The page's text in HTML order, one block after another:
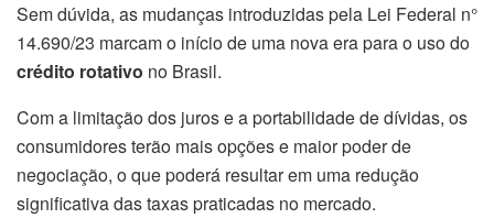
Sem dúvida, as mudanças introduzidas pela Lei Federal n°
14.690/23 marcam o início de uma nova era para o uso do
crédito rotativo no Brasil.
Com a limitação dos juros e a portabilidade de dívidas, os
consumidores terão mais opções e maior poder de
negociação, o que poderá resultar em uma redução
significativa das taxas praticadas no mercado.